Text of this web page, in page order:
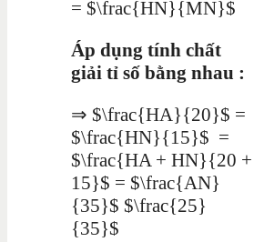
= $\frac{HN}{MN}$
Áp dụng tính chất
giải tỉ số bằng nhau :
⇒ $\frac{HA}{20}$ =
$\frac{HN}{15}$ =
$\frac{HA + HN}{20 +
15}$ = $\frac{AN}
{35}$ $\frac{25}
{35}$